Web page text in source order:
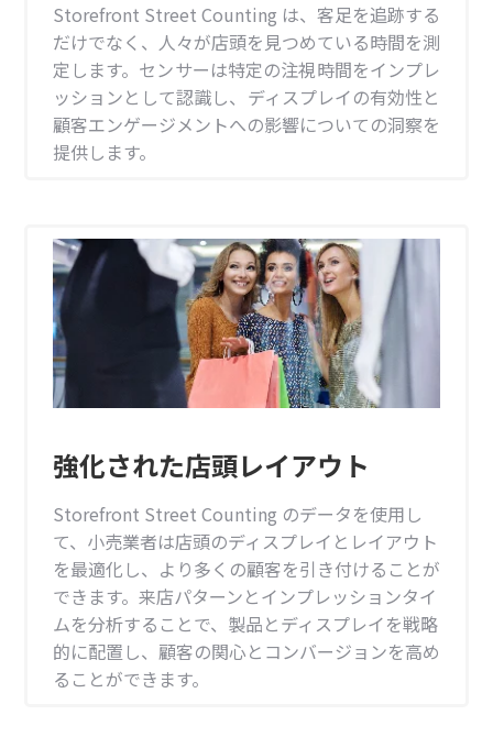
Storefront Street Counting は、客足を追跡する
だけでなく、人々が店頭を見つめている時間を測
定します。センサーは特定の注視時間をインプレ
ッションとして認識し、ディスプレイの有効性と
顧客エンゲージメントへの影響についての洞察を
提供します。
強化された店頭レイアウト
Storefront Street Counting のデータを使用し
て、小売業者は店頭のディスプレイとレイアウト
を最適化し、より多くの顧客を引き付けることが
できます。来店パターンとインプレッションタイ
ムを分析することで、製品とディスプレイを戦略
的に配置し、顧客の関心とコンバージョンを高め
ることができます。